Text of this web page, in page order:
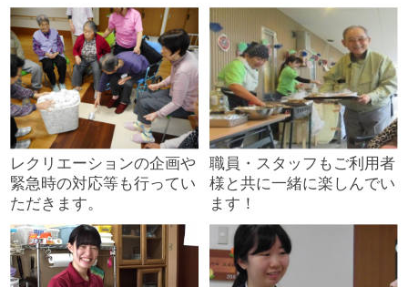
レクリエーションの企画や
緊急時の対応等も行ってい
ただきます。
職員・スタッフもご利用者
様と共に一緒に楽しんでい
ます！